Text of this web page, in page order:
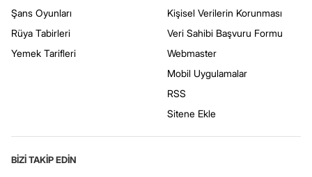
Şans Oyunları
Rüya Tabirleri
Yemek Tarifleri
Kişisel Verilerin Korunması
Veri Sahibi Başvuru Formu
Webmaster
Mobil Uygulamalar
RSS
Sitene Ekle
BİZİ TAKİP EDİN